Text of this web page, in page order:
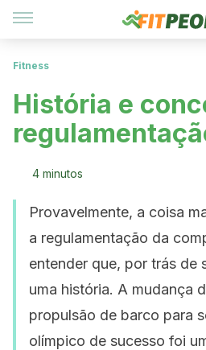
Fitness
História e
4 minutos
Provavelmente, a coisa
a regulamentação da
entender que, por trás de
uma história. A mudança
propulsão de barco para
olímpico de sucesso foi